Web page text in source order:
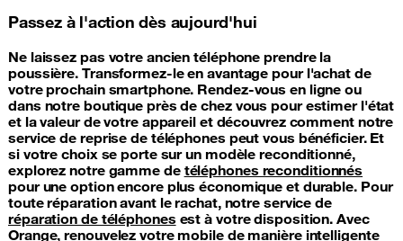
Passez à l'action dès aujourd'hui
Ne laissez pas votre ancien téléphone prendre la
poussière. Transformez-le en avantage pour l'achat de
votre prochain smartphone. Rendez-vous en ligne ou
dans notre boutique près de chez vous pour estimer l'état
et la valeur de votre appareil et découvrez comment notre
service de reprise de téléphones peut vous bénéficier. Et
si votre choix se porte sur un modèle reconditionné,
explorez notre gamme de téléphones reconditionnés
pour une option encore plus économique et durable. Pour
toute réparation avant le rachat, notre service de
réparation de téléphones est à votre disposition. Avec
Orange, renouvelez votre mobile de manière intelligente